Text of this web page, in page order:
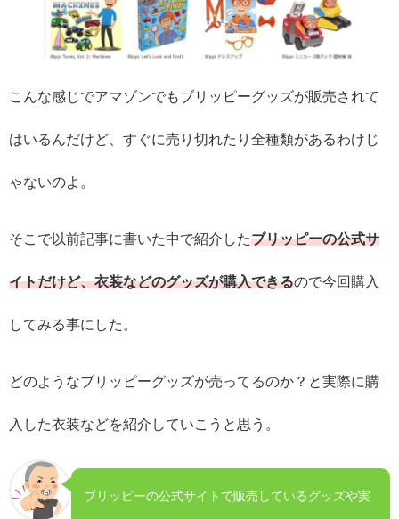
こんな感じでアマゾンでもブリッピーグッズが販売されて
はいるんだけど、すぐに売り切れたり全種類があるわけじ
ゃないのよ。
そこで以前記事に書いた中で紹介したブリッピーの公式サ
イトだけど、衣装などのグッズが購入できるので今回購入
してみる事にした。
どのようなブリッピーグッズが売ってるのか？と実際に購
入した衣装などを紹介していこうと思う。
ブリッピーの公式サイトで販売しているグッズや実